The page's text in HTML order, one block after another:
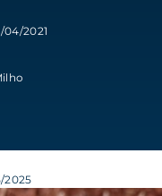
04/2021
2025